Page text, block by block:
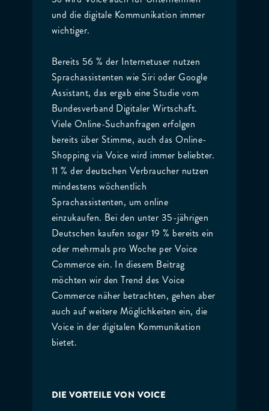
und die digitale Kommunikation immer
wichtiger.
Bereits 56 % der Internetuser nutzen
Sprachassistenten wie Siri oder Google
Assistant, das ergab eine Studie vom
Bundesverband Digitaler Wirtschaft.
Viele Online-Suchanfragen erfolgen
bereits über Stimme, auch das Online-
Shopping via Voice wird immer beliebter.
11 % der deutschen Verbraucher nutzen
mindestens wöchentlich
Sprachassistenten, um online
einzukaufen. Bei den unter 35-jährigen
Deutschen kaufen sogar 19 % bereits ein
oder mehrmals pro Woche per Voice
Commerce ein. In diesem Beitrag
möchten wir den Trend des Voice
Commerce näher betrachten, gehen aber
auch auf weitere Möglichkeiten ein, die
Voice in der digitalen Kommunikation
bietet.
DIE VORTEILE VON VOICE